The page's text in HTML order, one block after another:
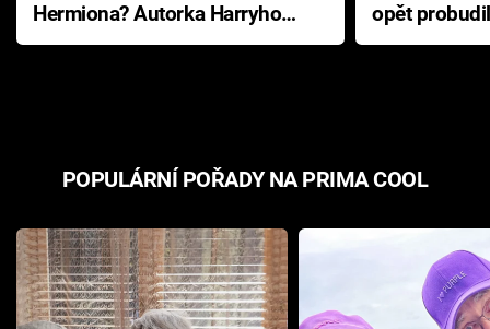
Hermiona? Autorka Harryho
Pottera přišla s ráznou
opět
přichází s
POPULÁRNÍ POŘADY NA PRIMA COOL